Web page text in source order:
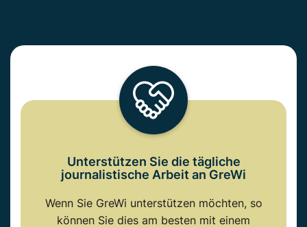
Unterstützen Sie die tägliche
journalistische Arbeit an GreWi
Wenn Sie GreWi unterstützen möchten, so
können Sie dies am besten mit einem